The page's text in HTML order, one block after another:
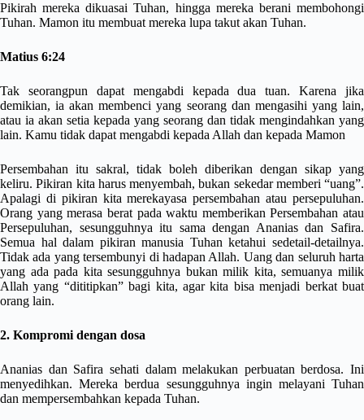
Pikirah mereka dikuasai Tuhan, hingga mereka berani membohongi
Tuhan. Mamon itu membuat mereka lupa takut akan Tuhan.
Matius 6:24
Tak seorangpun dapat mengabdi kepada dua tuan. Karena jika
demikian, ia akan membenci yang seorang dan mengasihi yang lain,
atau ia akan setia kepada yang seorang dan tidak mengindahkan yang
lain. Kamu tidak dapat mengabdi kepada Allah dan kepada Mamon
Persembahan itu sakral, tidak boleh diberikan dengan sikap yang
keliru. Pikiran kita harus menyembah, bukan sekedar memberi “uang”.
Apalagi di pikiran kita merekayasa persembahan atau persepuluhan.
Orang yang merasa berat pada waktu memberikan Persembahan atau
Persepuluhan, sesungguhnya itu sama dengan Ananias dan Safira.
Semua hal dalam pikiran manusia Tuhan ketahui sedetail-detailnya.
Tidak ada yang tersembunyi di hadapan Allah. Uang dan seluruh harta
yang ada pada kita sesungguhnya bukan milik kita, semuanya milik
Allah yang “dititipkan” bagi kita, agar kita bisa menjadi berkat buat
orang lain.
2. Kompromi dengan dosa
Ananias dan Safira sehati dalam melakukan perbuatan berdosa. Ini
menyedihkan. Mereka berdua sesungguhnya ingin melayani Tuhan
dan mempersembahkan kepada Tuhan.